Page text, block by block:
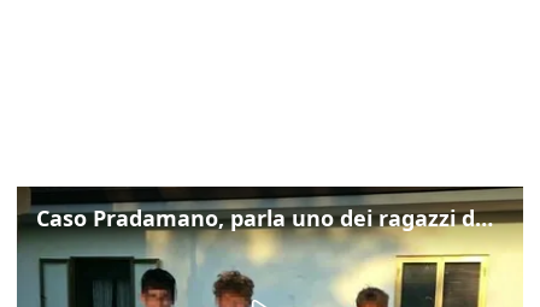
Caso Pradamano, parla uno dei ragazzi denunciati per la limonata: "Volevo anche aiutare i miei"